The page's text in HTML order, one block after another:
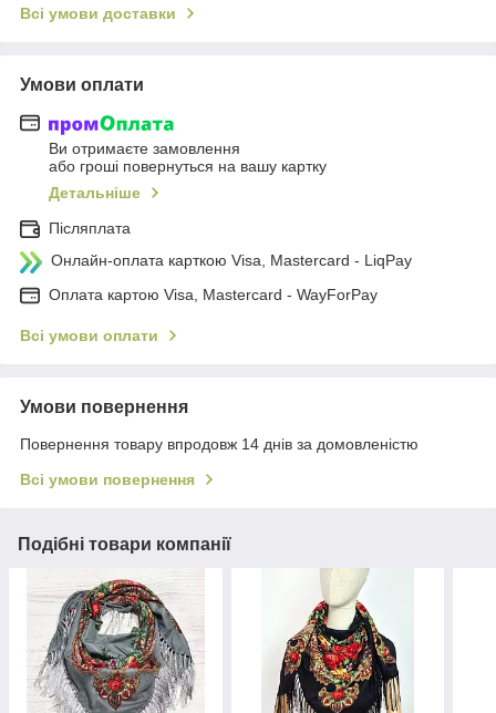
Всі умови доставки
Умови оплати
Ви отримаєте замовлення
або гроші повернуться на вашу картку
Детальніше
Післяплата
Онлайн-оплата карткою Visa, Mastercard - LiqPay
Оплата картою Visa, Mastercard - WayForPay
Всі умови оплати
Умови повернення
Повернення товару впродовж 14 днів за домовленістю
Всі умови повернення
Подібні товари компанії